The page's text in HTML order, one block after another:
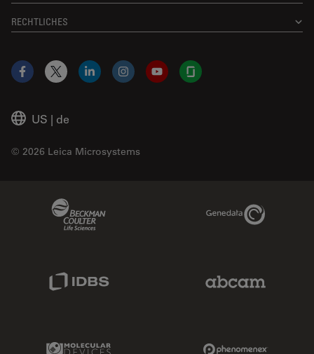
RECHTLICHES
US | de
© 2026 Leica Microsystems
Facebook
X LinkedInInstagramYouTubeGlassdoor
Genedata Link
Molecular Devices Link